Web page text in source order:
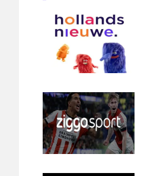
On
Demand
Streamingdienst
televisie
TLC